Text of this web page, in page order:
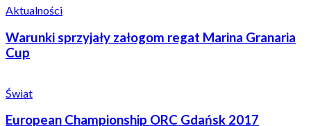
Aktualności
Warunki sprzyjały załogom regat Marina Granaria
Cup
Świat
European Championship ORC Gdańsk 2017